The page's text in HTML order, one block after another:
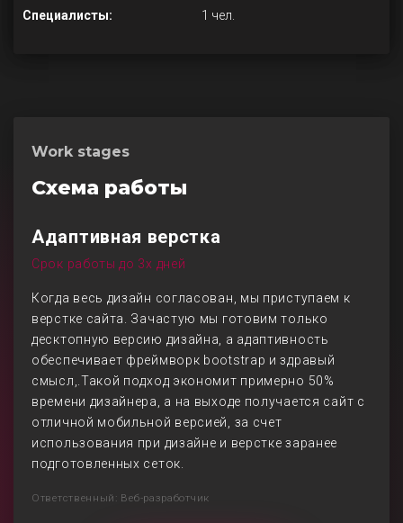
Специалисты: 1 чел.
Work stages
Схема работы
Адаптивная верстка
Срок работы до 3х дней
Когда весь дизайн согласован, мы приступаем к
верстке сайта. Зачастую мы готовим только
десктопную версию дизайна, а адаптивность
обеспечивает фреймворк bootstrap и здравый
смысл,.Такой подход экономит примерно 50%
времени дизайнера, а на выходе получается сайт с
отличной мобильной версией, за счет
использования при дизайне и верстке заранее
подготовленных сеток.
Ответственный: Веб-разработчик